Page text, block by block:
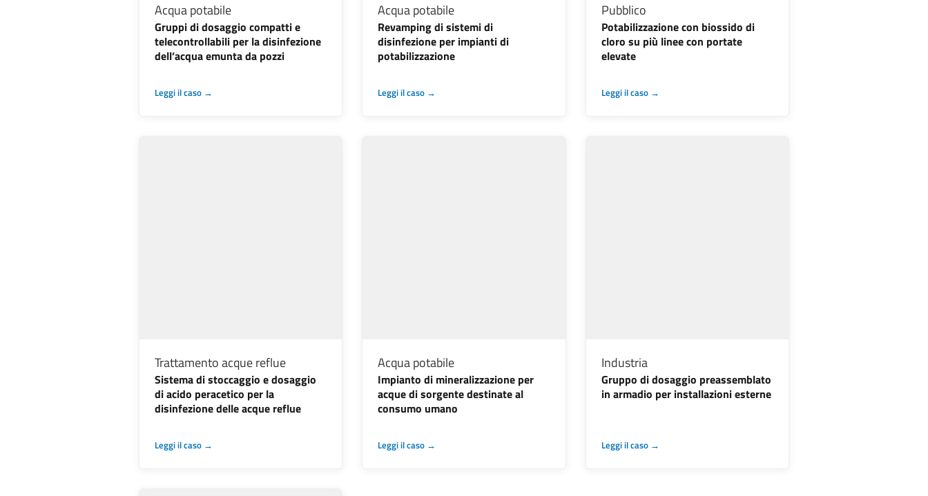
Acqua potabile
Gruppi di dosaggio compatti e
telecontrollabili per la disinfezione
dell’acqua emunta da pozzi
Leggi il caso →
Acqua potabile
Revamping di sistemi di
disinfezione per impianti di
potabilizzazione
Leggi il caso →
Pubblico
Potabilizzazione con biossido di
cloro su più linee con portate
elevate
Leggi il caso →
Trattamento acque reflue
Sistema di stoccaggio e dosaggio
di acido peracetico per la
disinfezione delle acque reflue
Leggi il caso →
Acqua potabile
Impianto di mineralizzazione per
acque di sorgente destinate al
consumo umano
Leggi il caso →
Industria
Gruppo di dosaggio preassemblato
in armadio per installazioni esterne
Leggi il caso →